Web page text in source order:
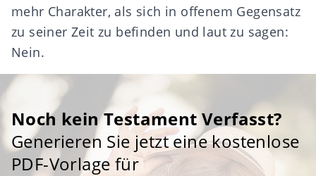
mehr Charakter, als sich in offenem Gegensatz
zu seiner Zeit zu befinden und laut zu sagen:
Nein.
Noch kein Testament Verfasst?
Generieren Sie jetzt eine kostenlose
PDF-Vorlage für